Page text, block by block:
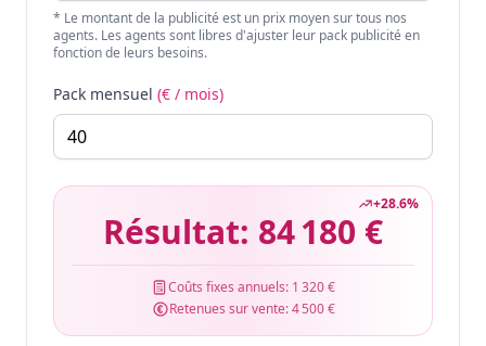
* Le montant de la publicité est un prix moyen sur tous nos
agents. Les agents sont libres d'ajuster leur pack publicité en
fonction de leurs besoins.
Pack mensuel (€ / mois)
+28.6%
Résultat: 84 180 €
Coûts fixes annuels: 1 320 €
Retenues sur vente:4 500 €